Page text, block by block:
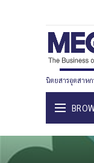
นิตยสารอุตสาห